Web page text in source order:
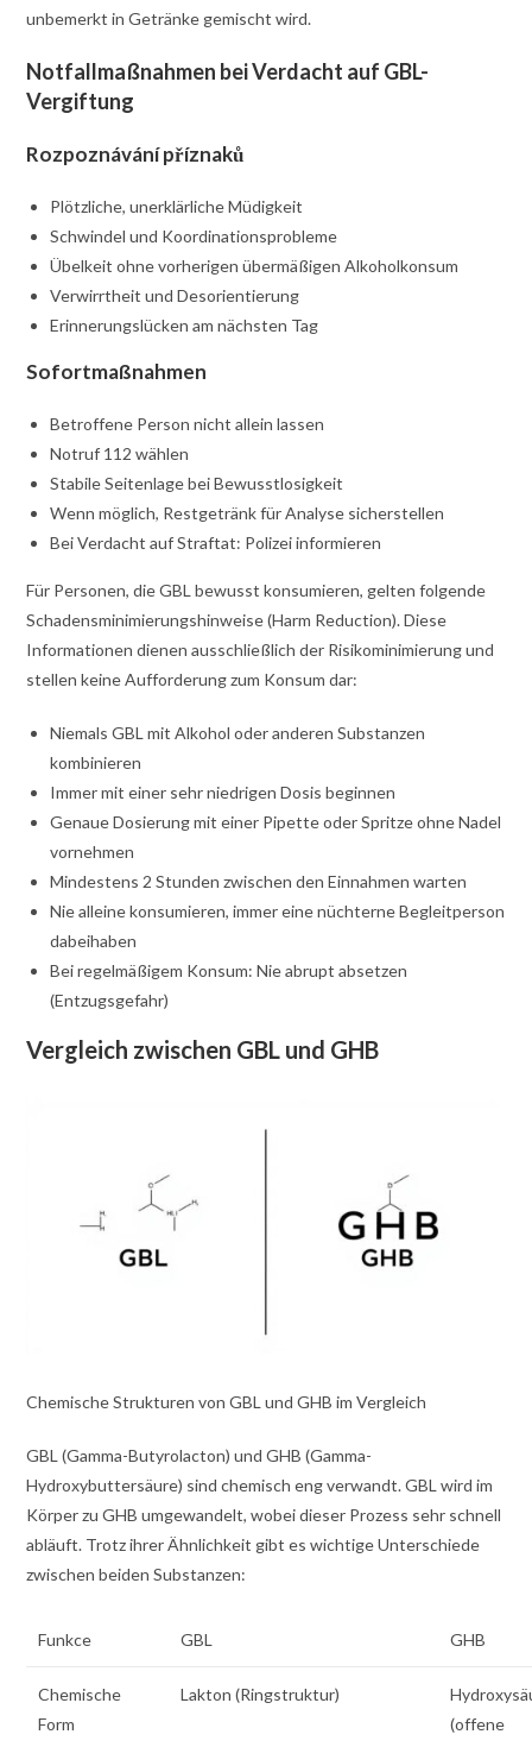
unbemerkt in Getränke gemischt wird.
Notfallmaßnahmen bei Verdacht auf GBL-
Vergiftung
Rozpoznávání příznaků
Plötzliche, unerklärliche Müdigkeit
Schwindel und Koordinationsprobleme
Übelkeit ohne vorherigen übermäßigen Alkoholkonsum
Verwirrtheit und Desorientierung
Erinnerungslücken am nächsten Tag
Sofortmaßnahmen
Betroffene Person nicht allein lassen
Notruf 112 wählen
Stabile Seitenlage bei Bewusstlosigkeit
Wenn möglich, Restgetränk für Analyse sicherstellen
Bei Verdacht auf Straftat: Polizei informieren
Für Personen, die GBL bewusst konsumieren, gelten folgende
Schadensminimierungshinweise (Harm Reduction). Diese
Informationen dienen ausschließlich der Risikominimierung und
stellen keine Aufforderung zum Konsum dar:
Niemals GBL mit Alkohol oder anderen Substanzen
kombinieren
Immer mit einer sehr niedrigen Dosis beginnen
Genaue Dosierung mit einer Pipette oder Spritze ohne Nadel
vornehmen
Mindestens 2 Stunden zwischen den Einnahmen warten
Nie alleine konsumieren, immer eine nüchterne Begleitperson
dabeihaben
Bei regelmäßigem Konsum: Nie abrupt absetzen
(Entzugsgefahr)
Vergleich zwischen GBL und GHB
Chemische Strukturen von GBL und GHB im Vergleich
GBL (Gamma-Butyrolacton) und GHB (Gamma-
Hydroxybuttersäure) sind chemisch eng verwandt. GBL wird im
Körper zu GHB umgewandelt, wobei dieser Prozess sehr schnell
abläuft. Trotz ihrer Ähnlichkeit gibt es wichtige Unterschiede
zwischen beiden Substanzen:
Funkce GBL GHB
Chemische
Form
Lakton (Ringstruktur)
(offene